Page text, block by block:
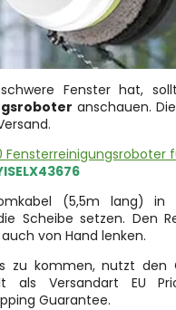
Fenster hat,
anschauen.
Fensterreinigungsroboter
(5,5m lang)
Scheibe setzen. Den
von Hand lenken.
zu kommen, nutzt den
als Versandart EU
Guarantee.